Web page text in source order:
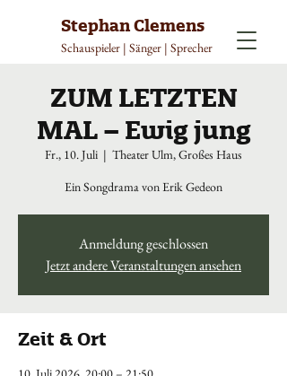
Stephan Clemens
Schauspieler | Sänger | Sprecher
ZUM LETZTEN
MAL – Ewig jung
Fr., 10. Juli
  |
Theater Ulm, Großes Haus
Ein Songdrama von Erik Gedeon
Anmeldung geschlossen
Jetzt andere Veranstaltungen ansehen
Zeit & Ort